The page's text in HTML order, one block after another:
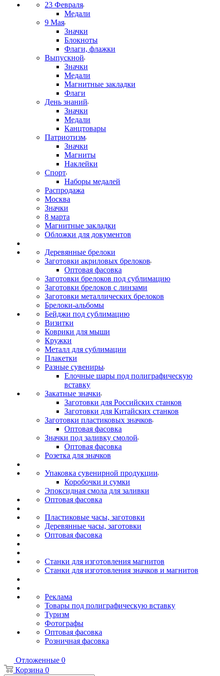
23 Февраля
Медали
9 Мая
Значки
Блокноты
Флаги, флажки
Выпускной
Значки
Медали
Магнитные закладки
Флаги
День знаний
Значки
Медали
Канцтовары
Патриотизм
Значки
Магниты
Наклейки
Спорт
Наборы медалей
Распродажа
Москва
Значки
8 марта
Магнитные закладки
Обложки для документов
Деревянные брелоки
Заготовки акриловых брелоков
Оптовая фасовка
Заготовки брелоков под сублимацию
Заготовки брелоков с линзами
Заготовки металлических брелоков
Брелоки-альбомы
Бейджи под сублимацию
Визитки
Коврики для мыши
Кружки
Металл для сублимации
Плакетки
Разные сувениры
Елочные шары под полиграфическую
вставку
Закатные значки
Заготовки для Российских станков
Заготовки для Китайских станков
Заготовки пластиковых значков
Оптовая фасовка
Значки под заливку смолой
Оптовая фасовка
Розетка для значков
Упаковка сувенирной продукции
Коробочки и сумки
Эпоксидная смола для заливки
Оптовая фасовка
Пластиковые часы, заготовки
Деревянные часы, заготовки
Оптовая фасовка
Станки для изготовления магнитов
Станки для изготовления значков и магнитов
Реклама
Товары под полиграфическую вставку
Туризм
Фотографы
Оптовая фасовка
Розничная фасовка
Отложенные 0
Корзина 0